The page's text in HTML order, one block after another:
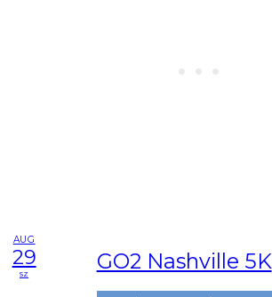
AUG
29
sz GO2 Nashville 5K